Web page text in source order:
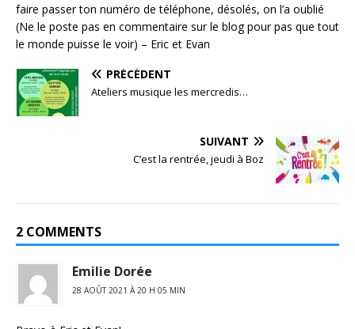
faire passer ton numéro de téléphone, désolés, on l’a oublié
(Ne le poste pas en commentaire sur le blog pour pas que tout
le monde puisse le voir) – Eric et Evan
PRÉCÉDENT
Ateliers musique les mercredis…
SUIVANT
C’est la rentrée, jeudi à Boz
2 COMMENTS
Emilie Dorée
28 AOÛT 2021 À 20 H 05 MIN